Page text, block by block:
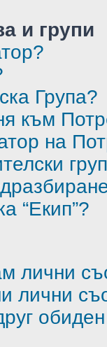
и групи
Група?
към
на
“Екип”?
лични
лични